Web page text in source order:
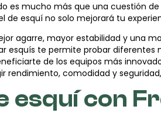
es mucho más que una cuestión
de esquí no solo mejorará tu
agarre, mayor estabilidad y una
esquís te permite probar
de los equipos más
rendimiento, comodidad y
esquí con